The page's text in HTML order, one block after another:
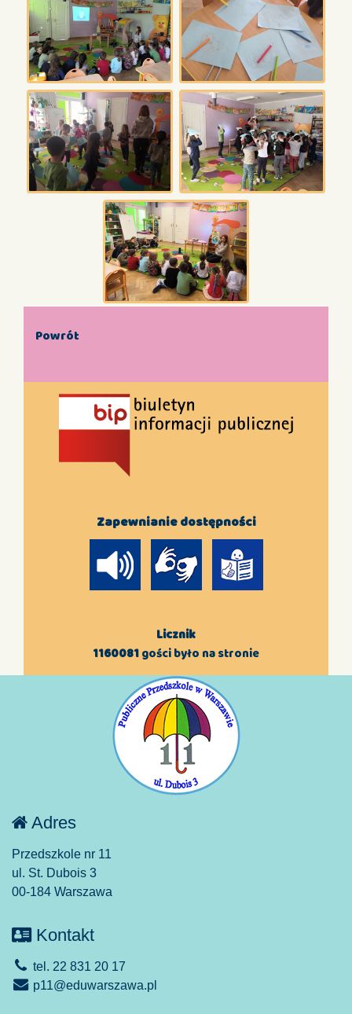
Powrót
Zapewnianie dostępności
Licznik
1160081gości było na stronie
Adres
Przedszkole nr 11
ul. St. Dubois 3
00-184 Warszawa
Kontakt
tel. 22 831 20 17
p11@eduwarszawa.pl